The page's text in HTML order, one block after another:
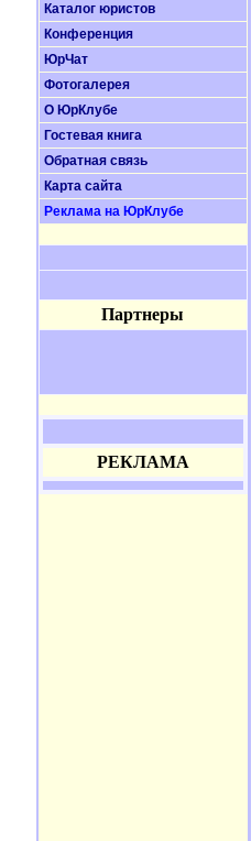
Каталог юристов
Конференция
ЮрЧат
Фотогалерея
О ЮрКлубе
Гостевая книга
Обратная связь
Карта сайта
Реклама на ЮрКлубе
Партнеры
РЕКЛАМА